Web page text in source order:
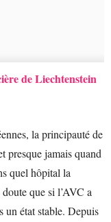
de Liechtenstein
la principauté de
presque jamais quand
quel hôpital la
que si l’AVC a
un état stable. Depuis